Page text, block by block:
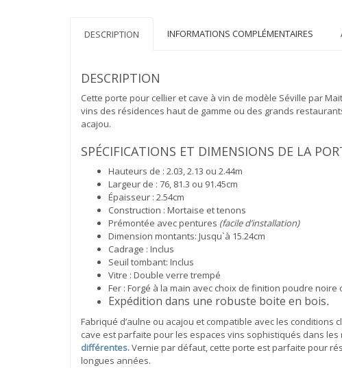
DESCRIPTION INFORMATIONS COMPLÉMENTAIRES
DESCRIPTION
Cette porte pour cellier et cave à vin de modèle Séville par
vins des résidences haut de gamme ou des grands
acajou.
SPÉCIFICATIONS ET DIMENSIONS DE LA
Hauteurs de : 2.03, 2.13 ou 2.44m
Largeur de : 76, 81.3 ou 91.45cm
Épaisseur : 2.54cm
Construction : Mortaise et tenons
Prémontée avec pentures (facile d’installation)
Dimension montants: Jusqu`à 15.24cm
Cadrage : Inclus
Seuil tombant: Inclus
Vitre : Double verre trempé
Fer : Forgé à la main avec choix de finition poudre noire
Expédition dans une robuste boite en bois.
Fabriqué d’aulne ou acajou et compatible avec les conditions
cave est parfaite pour les espaces vins sophistiqués dans les
différentes.Vernie par défaut, cette porte est parfaite pour
longues années.